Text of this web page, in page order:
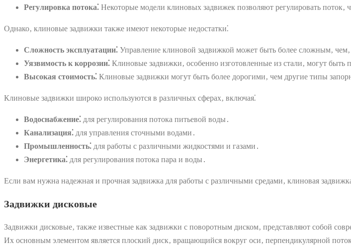
Регулировка потока⁚ Некоторые модели клиновых задвижек позволяют регулировать поток‚
Однако‚ клиновые задвижки также имеют некоторые недостатки⁚
Сложность эксплуатации⁚ Управление клиновой задвижкой может быть более сложным‚
Уязвимость к коррозии⁚ Клиновые задвижки‚ особенно изготовленные из стали‚ могут быть
Высокая стоимость⁚ Клиновые задвижки могут быть более дорогими‚ чем другие типы
Клиновые задвижки широко используются в различных сферах‚ включая⁚
Водоснабжение⁚ для регулирования потока питьевой воды․
Канализация⁚ для управления сточными водами․
Промышленность⁚ для работы с различными жидкостями и газами․
Энергетика⁚ для регулирования потока пара и воды․
Если вам нужна надежная и прочная задвижка для работы с различными средами‚ клиновая
Задвижки дисковые
Задвижки дисковые‚ также известные как задвижки с поворотным диском‚ представляют собой
Их основным элементом является плоский диск‚ вращающийся вокруг оси‚ перпендикулярной